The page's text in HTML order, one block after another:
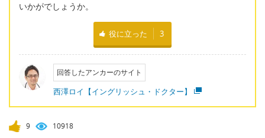
いかがでしょうか。
役に立った 3
回答したアンカーのサイト
西澤ロイ【イングリッシュ・ドクター】
9 10918